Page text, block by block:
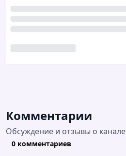
Комментарии
Обсуждение и отзывы о канале
0 комментариев